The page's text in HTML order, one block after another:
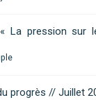
La pression sur
progrès // Juillet